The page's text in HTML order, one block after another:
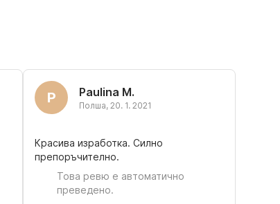
P Paulina M.
Полша,20. 1. 2021
Красива изработка. Силно
препоръчително.
Това ревю е автоматично
преведено.